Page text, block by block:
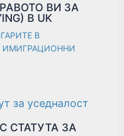
ВИ ЗА
В UK
В
ИМИГРАЦИОННИ
СТАТУТА ЗА